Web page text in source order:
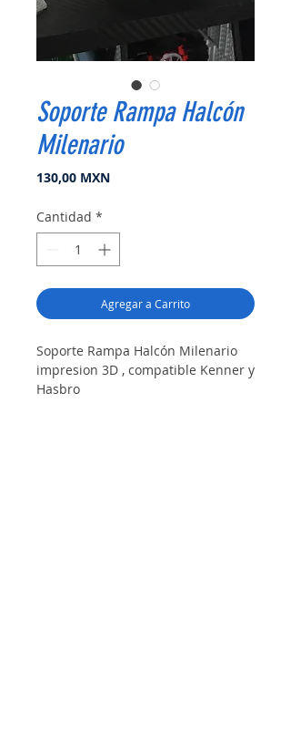
Soporte Rampa Halcón
Milenario
130,00 MXNPrecio
Cantidad *
Agregar a Carrito
Soporte Rampa Halcón Milenario
impresion 3D , compatible Kenner y
Hasbro